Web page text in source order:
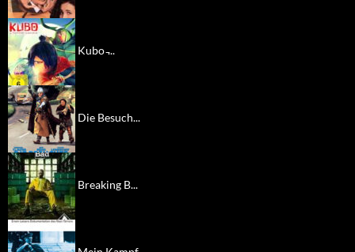
Kubo ̵...
Die Besuch...
Breaking B...